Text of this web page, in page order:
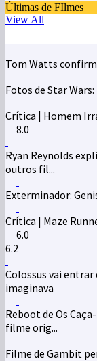
Últimas de FIlmes
View All
Tom Watts
Fotos de Star
Crítica | Homem
8.0
Ryan Reynolds
outros fil...
Exterminador:
Crítica | Maze
6.0
6.2
Colossus vai entrar
imaginava
Reboot de Os
filme orig...
Filme de Gambit